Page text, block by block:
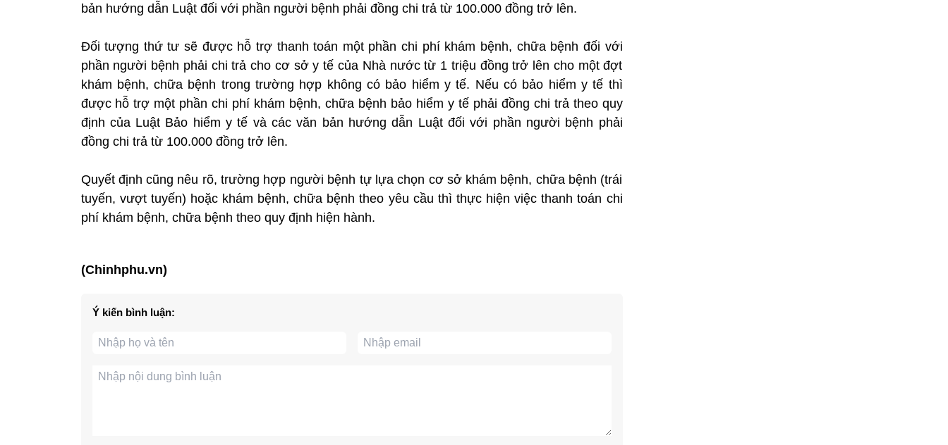
bản hướng dẫn Luật đối với phần người bệnh phải đồng chi trả từ 100.000 đồng trở lên.
Đối tượng thứ tư sẽ được hỗ trợ thanh toán một phần chi phí khám bệnh, chữa bệnh đối với
phần người bệnh phải chi trả cho cơ sở y tế của Nhà nước từ 1 triệu đồng trở lên cho một đợt
khám bệnh, chữa bệnh trong trường hợp không có bảo hiểm y tế. Nếu có bảo hiểm y tế thì
được hỗ trợ một phần chi phí khám bệnh, chữa bệnh bảo hiểm y tế phải đồng chi trả theo quy
định của Luật Bảo hiểm y tế và các văn bản hướng dẫn Luật đối với phần người bệnh phải
đồng chi trả từ 100.000 đồng trở lên.
Quyết định cũng nêu rõ, trường hợp người bệnh tự lựa chọn cơ sở khám bệnh, chữa bệnh (trái
tuyến, vượt tuyến) hoặc khám bệnh, chữa bệnh theo yêu cầu thì thực hiện việc thanh toán chi
phí khám bệnh, chữa bệnh theo quy định hiện hành.
(Chinhphu.vn)
Ý kiến bình luận: